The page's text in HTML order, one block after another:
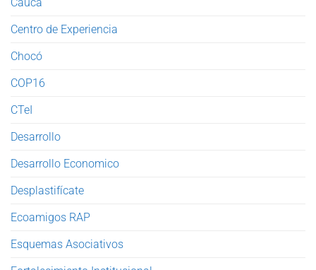
Centro de Experiencia
Chocó
COP16
CTeI
Desarrollo
Desarrollo Economico
Desplastifícate
Ecoamigos RAP
Esquemas Asociativos